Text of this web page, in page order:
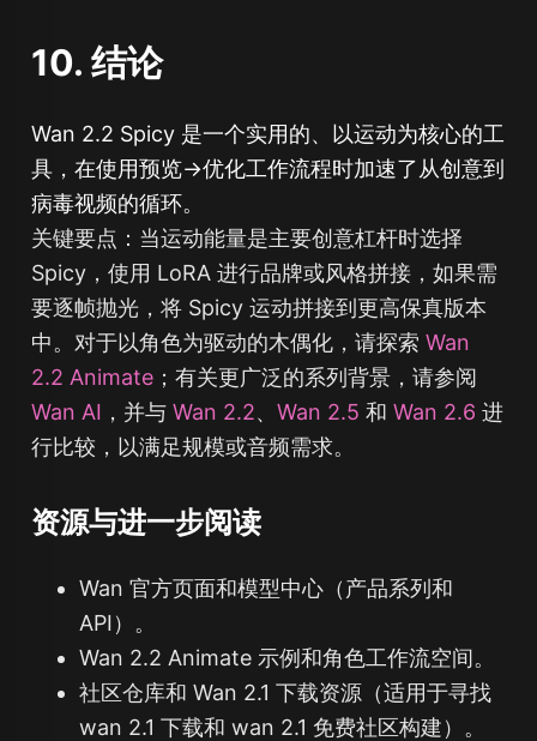
10. 结论
Wan 2.2 Spicy 是一个实用的、以运动为核心的工
具，在使用预览→优化工作流程时加速了从创意到
病毒视频的循环。
关键要点：当运动能量是主要创意杠杆时选择
Spicy，使用 LoRA 进行品牌或风格拼接，如果需
要逐帧抛光，将 Spicy 运动拼接到更高保真版本
中。对于以角色为驱动的木偶化，请探索 Wan
2.2 Animate；有关更广泛的系列背景，请参阅
Wan AI ，并与 Wan 2.2、 Wan 2.5 和 Wan 2.6 进
行比较，以满足规模或音频需求。
资源与进一步阅读
Wan 官方页面和模型中心（产品系列和
API）。
Wan 2.2 Animate 示例和角色工作流空间。
社区仓库和 Wan 2.1 下载资源（适用于寻找
wan 2.1 下载和 wan 2.1 免费社区构建）。